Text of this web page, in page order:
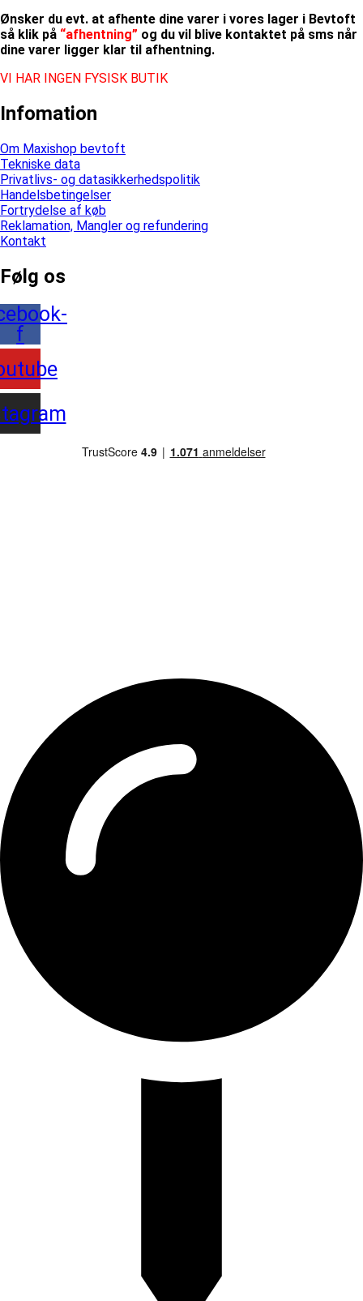
Ønsker du evt. at afhente dine varer i vores lager i Bevtoft
så klik på “afhentning” og du vil blive kontaktet på sms når
dine varer ligger klar til afhentning.
VI HAR INGEN FYSISK BUTIK
Infomation
Om Maxishop bevtoft
Tekniske data
Privatlivs- og datasikkerhedspolitik
Handelsbetingelser
Fortrydelse af køb
Reklamation, Mangler og refundering
Kontakt
Følg os
f